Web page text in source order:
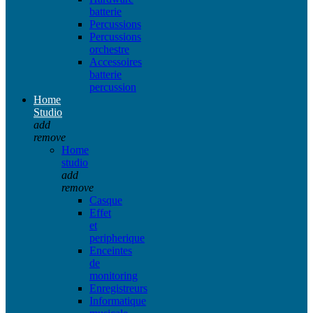
batterie
Percussions
Percussions
orchestre
Accessoires
batterie
percussion
Home
Studio
add
remove
Home
studio
add
remove
Casque
Effet
et
peripherique
Enceintes
de
monitoring
Enregistreurs
Informatique